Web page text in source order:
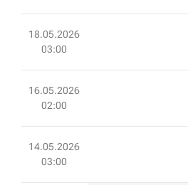
18.05.2026
03:00
16.05.2026
02:00
14.05.2026
03:00